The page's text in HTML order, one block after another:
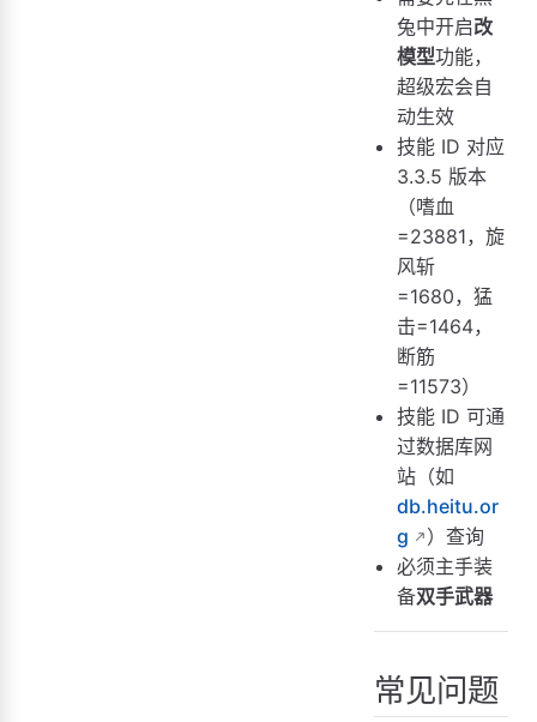
兔中开启改
模型功能，
超级宏会自
动生效
技能 ID 对应
3.3.5 版本
（嗜血
=23881，旋
风斩
=1680，猛
击=1464，
断筋
=11573）
技能 ID 可通
过数据库网
站（如
db.heitu.or
g
）查询
必须主手装
备双手武器
常见问题